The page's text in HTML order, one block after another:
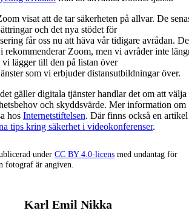
visat att de tar säkerheten på allvar. De
och det nya stödet för
får oss nu att häva vår tidigare avrådan.
rekommenderar Zoom, men vi avråder inte
vi lägger till den på listan över
som vi erbjuder distansutbildningar över.
gäller digitala tjänster handlar det om att välja
och skyddsvärde. Mer information om
hos Internetstiftelsen. Där finns också en artikel
tips kring säkerhet i videokonferenser.
under CC BY 4.0-licens med undantag för
fotograf är angiven.
Karl Emil Nikka